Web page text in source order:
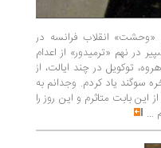
«وحشت» انقلاب فرانسه در
در نهم «ترمیدور» از اعدام
توکویل در چند ایالت، از
سوگند یاد کردم. وجدانم به
بابت متاثرم و این روز را
...